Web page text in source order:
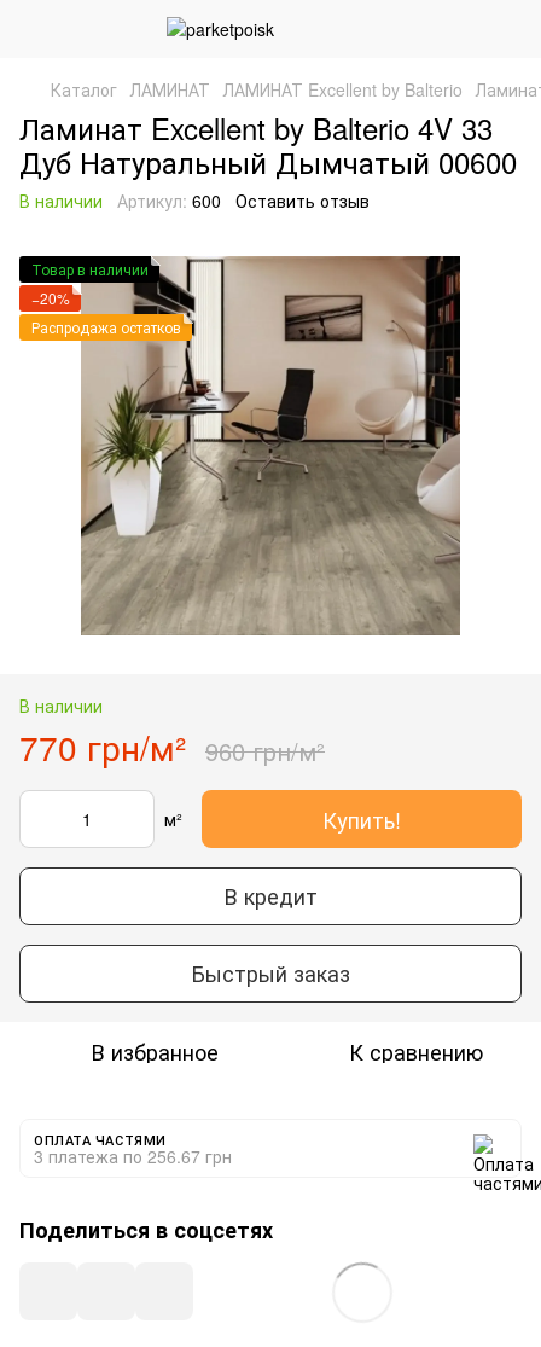
Каталог ЛАМИНАТ ЛАМИНАТ Excellent by Balterio
Ламинат Excellent by Balterio 4V 33
Дуб Натуральный Дымчатый 00600
В наличии Артикул: 600 Оставить отзыв
Товар в наличии
−20%
Распродажа остатков
В наличии
770 грн/м² 960 грн/м²
м² Купить!
В кредит
Быстрый заказ
В избранное К сравнению
ОПЛАТА ЧАСТЯМИ
3 платежа по 256.67 грн
Поделиться в соцсетях